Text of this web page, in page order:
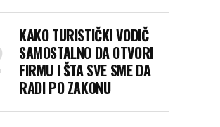
KAKO TURISTIČKI VODIČ
SAMOSTALNO DA OTVORI
FIRMU I ŠTA SVE SME DA
RADI PO ZAKONU